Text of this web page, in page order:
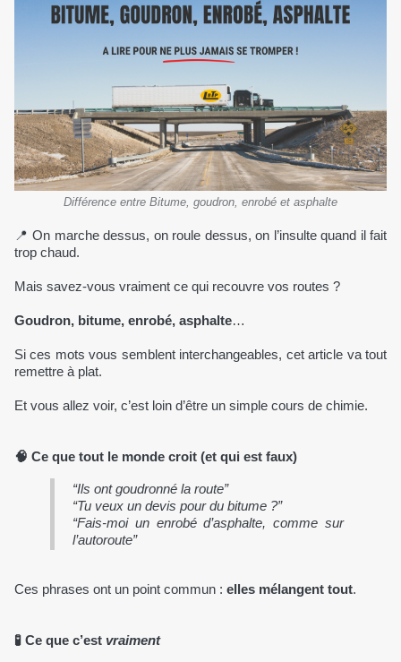
Différence entre Bitume, goudron, enrobé et asphalte
📍 On marche dessus, on roule dessus, on l’insulte quand il fait
trop chaud.
Mais savez-vous vraiment ce qui recouvre vos routes ?
Goudron, bitume, enrobé, asphalte…
Si ces mots vous semblent interchangeables, cet article va tout
remettre à plat.
Et vous allez voir, c’est loin d’être un simple cours de chimie.
🧠 Ce que tout le monde croit (et qui est faux)
“Ils ont goudronné la route”
“Tu veux un devis pour du bitume ?”
“Fais-moi un enrobé d’asphalte, comme sur
l’autoroute”
Ces phrases ont un point commun : elles mélangent tout.
🧪 Ce que c’est vraiment